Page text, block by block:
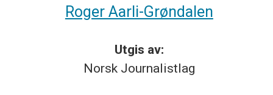
Roger Aarli-Grøndalen
Utgis av:
Norsk Journalistlag